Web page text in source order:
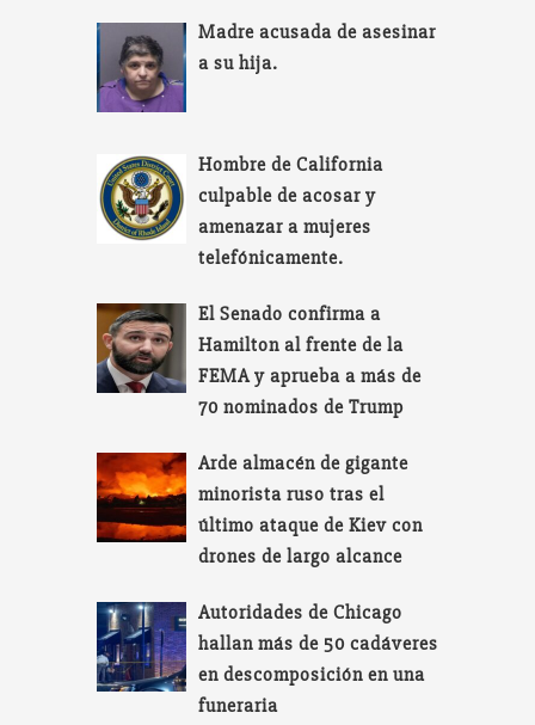
Madre acusada de asesinar
a su hija.
Hombre de California
culpable de acosar y
amenazar a mujeres
telefónicamente.
El Senado confirma a
Hamilton al frente de la
FEMA y aprueba a más de
70 nominados de Trump
Arde almacén de gigante
minorista ruso tras el
último ataque de Kiev con
drones de largo alcance
Autoridades de Chicago
hallan más de 50 cadáveres
en descomposición en una
funeraria